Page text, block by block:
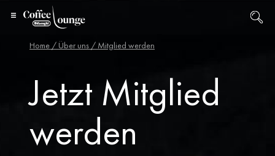
Home / Über uns / Mitglied werden
Jetzt Mitglied
werden